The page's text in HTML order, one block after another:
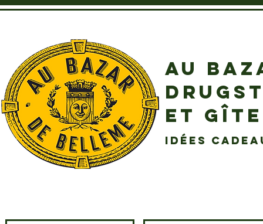
AU
ET
idées